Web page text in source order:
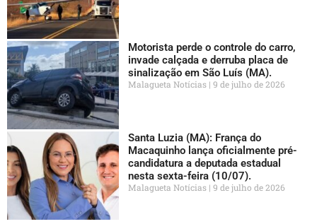
Motorista perde o controle do carro,
invade calçada e derruba placa de
sinalização em São Luís (MA).
Malagueta Notícias 9 de julho de 2026
Santa Luzia (MA): França do
Macaquinho lança oficialmente pré-
candidatura a deputada estadual
nesta sexta-feira (10/07).
Malagueta Notícias 9 de julho de 2026